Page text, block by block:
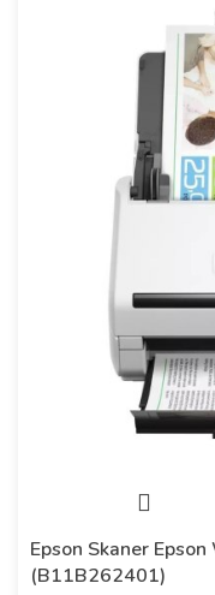
Epson Skaner
(B11B262401)